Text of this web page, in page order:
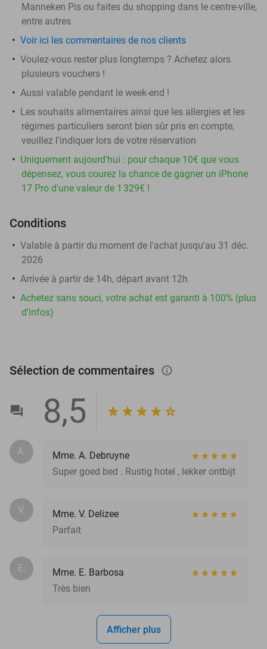
Manneken Pis ou faites du shopping dans le centre-ville,
entre autres
Voir ici les commentaires de nos clients
Voulez-vous rester plus longtemps ? Achetez alors
plusieurs vouchers !
Aussi valable pendant le week-end !
Les souhaits alimentaires ainsi que les allergies et les
régimes particuliers seront bien sûr pris en compte,
veuillez l'indiquer lors de votre réservation
Uniquement aujourd'hui : pour chaque 10€ que vous
dépensez, vous courez la chance de gagner un iPhone
17 Pro d'une valeur de 1 329€ !
Conditions
Valable à partir du moment de l'achat jusqu'au 31 déc.
2026
Arrivée à partir de 14h, départ avant 12h
Achetez sans souci, votre achat est garanti à 100% (plus
d'infos)
Sélection de commentaires info_outlined
8,5
A.
Mme. A. Debruyne
Super goed bed . Rustig hotel , lekker ontbijt
V.
Mme. V. Delizee
Parfait
E.
Mme. E. Barbosa
Très bien
Afficher plus